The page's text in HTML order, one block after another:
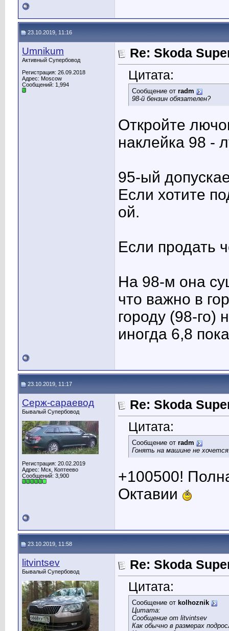
23.10.2019, 11:16
Umnikum
Активный Супербовод
Регистрация: 26.09.2018
Адрес: Moscow
Сообщений: 1,994
Re: Skoda
Цитата:
Сообщение от radm
98-й бензин обязателен?
Откройте
наклейка 98 -
95-ый
Если хотите
ой.
Если продать
На 98-м она
что важно в
городу (98-го)
иногда 6,8
23.10.2019, 11:17
Серж-сараевод
Бывалый Супербовод
Регистрация: 20.02.2019
Адрес: Мск, Коптеево
Сообщений: 3,900
Re: Skoda
Цитата:
Сообщение от radm
Гонять на машине не
+100500!
Октавии
23.10.2019, 11:58
litvintsev
Бывалый Супербовод
Re: Skoda
Цитата:
Сообщение от kolhoznik
Цитата:
Сообщение от litvintsev
Как обычно в размерах